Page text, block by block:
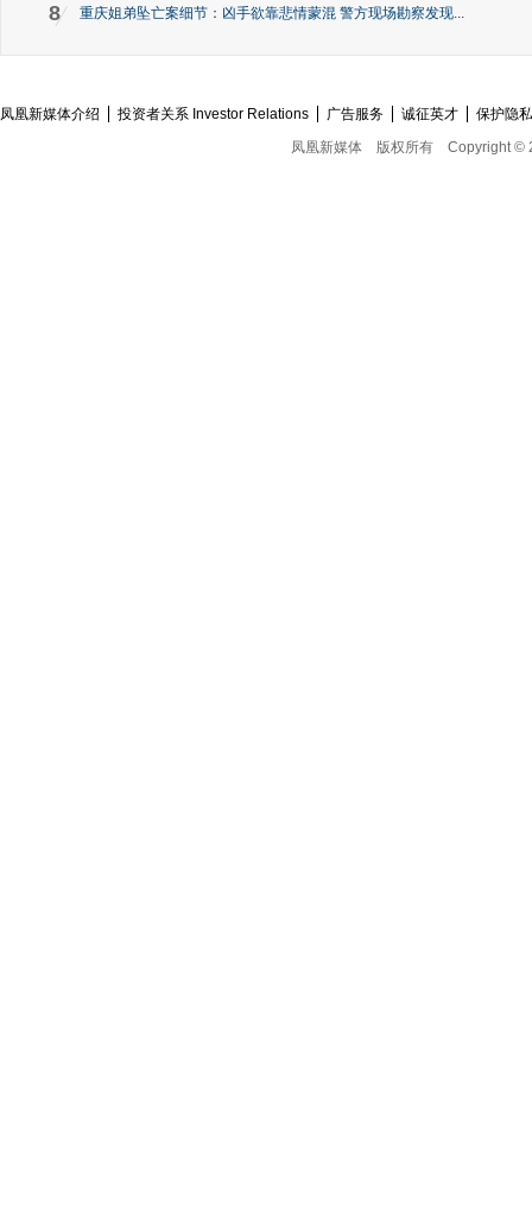
8 重庆姐弟坠亡案细节：凶手欲靠悲情蒙混 警方现场勘察发现...
凤凰新媒体介绍 投资者关系 Investor Relations 广告服务 诚征英才
保护隐
凤凰新媒体
版权所有 Copyright ©